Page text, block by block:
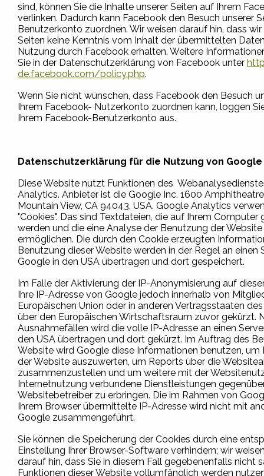
sind, können Sie die Inhalte unserer Seiten auf Ihrem
verlinken. Dadurch kann Facebook den Besuch unserer
Benutzerkonto zuordnen. Wir weisen darauf hin, dass
Seiten keine Kenntnis vom Inhalt der übermittelten
Nutzung durch Facebook erhalten. Weitere
Sie in der Datenschutzerklärung von Facebook unter
de.facebook.com/policy.php.
Wenn Sie nicht wünschen, dass Facebook den Besuch
Ihrem Facebook- Nutzerkonto zuordnen kann, loggen
Ihrem Facebook-Benutzerkonto aus.
Datenschutzerklärung für die Nutzung von
Diese Website nutzt Funktionen des
Analytics. Anbieter ist die Google Inc. 1600
Mountain View, CA 94043, USA. Google Analytics
"Cookies". Das sind Textdateien, die auf Ihrem Computer
werden und die eine Analyse der Benutzung der Website
ermöglichen. Die durch den Cookie erzeugten
Benutzung dieser Website werden in der Regel an einen
Google in den USA übertragen und dort gespeichert.
Im Falle der Aktivierung der IP-Anonymisierung auf
Ihre IP-Adresse von Google jedoch innerhalb von
Europäischen Union oder in anderen Vertragsstaaten
über den Europäischen Wirtschaftsraum zuvor gekürzt.
Ausnahmefällen wird die volle IP-Adresse an einen
den USA übertragen und dort gekürzt. Im Auftrag des
Website wird Google diese Informationen benutzen, um
der Website auszuwerten, um Reports über die
zusammenzustellen und um weitere mit der
Internetnutzung verbundene Dienstleistungen
Websitebetreiber zu erbringen. Die im Rahmen von
Ihrem Browser übermittelte IP-Adresse wird nicht mit
Google zusammengeführt.
Sie können die Speicherung der Cookies durch eine
Einstellung Ihrer Browser-Software verhindern; wir
darauf hin, dass Sie in diesem Fall gegebenenfalls nicht
Funktionen dieser Website vollumfänglich werden